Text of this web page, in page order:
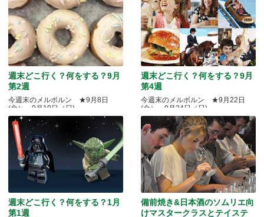
週末どこ行く？何をする？9月
第2週
今週末のメルボルン ★9月8日
(金）～9月10日（日)
週末どこ行く？何をする？9月
第4週
今週末のメルボルン ★9月22日
(金）～9月24日（日)
週末どこ行く？何をする？1月
第1週
備前焼き&日本酒のソムリエ向
けマスタークラスとテイステ